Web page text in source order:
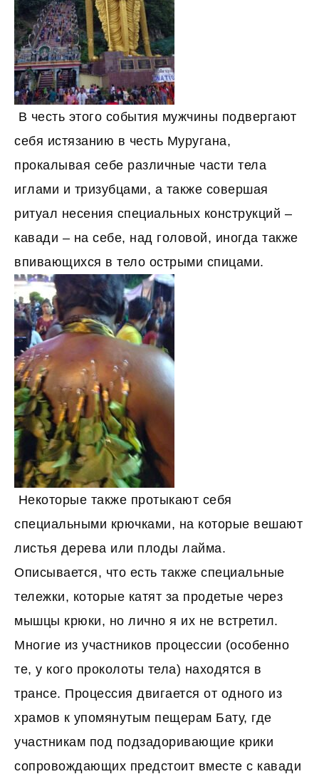
В честь этого события мужчины подвергают
себя истязанию в честь Муругана,
прокалывая себе различные части тела
иглами и тризубцами, а также совершая
ритуал несения специальных конструкций –
кавади – на себе, над головой, иногда также
впивающихся в тело острыми спицами.
Некоторые также протыкают себя
специальными крючками, на которые вешают
листья дерева или плоды лайма.
Описывается, что есть также специальные
тележки, которые катят за продетые через
мышцы крюки, но лично я их не встретил.
Многие из участников процессии (особенно
те, у кого проколоты тела) находятся в
трансе. Процессия двигается от одного из
храмов к упомянутым пещерам Бату, где
участникам под подзадоривающие крики
сопровождающих предстоит вместе с кавади